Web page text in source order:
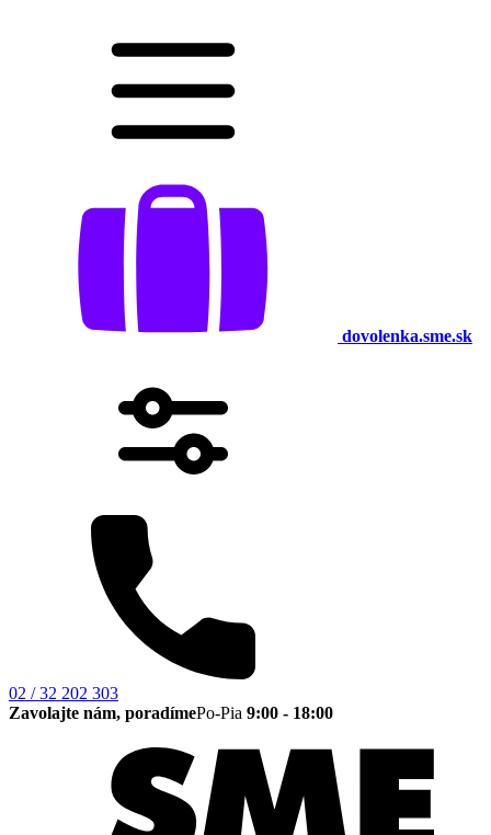
dovolenka.sme.sk
02 / 32 202 303
Zavolajte nám, poradímePo-Pia 9:00 - 18:00